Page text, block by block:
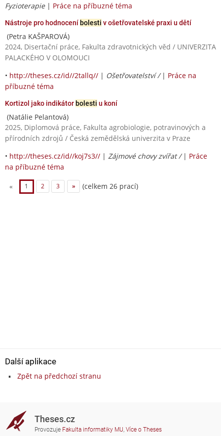
Fyzioterapie| Práce na příbuzné téma
Nástroje pro hodnocení bolesti v ošetřovatelské praxi u dětí
(Petra KAŠPAROVÁ)
2024, Disertační práce, Fakulta zdravotnických věd / UNIVERZITA
PALACKÉHO V OLOMOUCI
• http://theses.cz/id//2tallq// | Ošetřovatelství / | Práce na
příbuzné téma
Kortizol jako indikátor bolesti u koní
(Natálie Pelantová)
2025, Diplomová práce, Fakulta agrobiologie, potravinových a
přírodních zdrojů / Česká zemědělská univerzita v Praze
• http://theses.cz/id//koj7s3// | Zájmové chovy zvířat / | Práce
na příbuzné téma
« 1 2 3 » (celkem 26 prací)
Další aplikace
Zpět na předchozí stranu
Theses.cz
Provozuje Fakulta informatiky MU, Více o Theses